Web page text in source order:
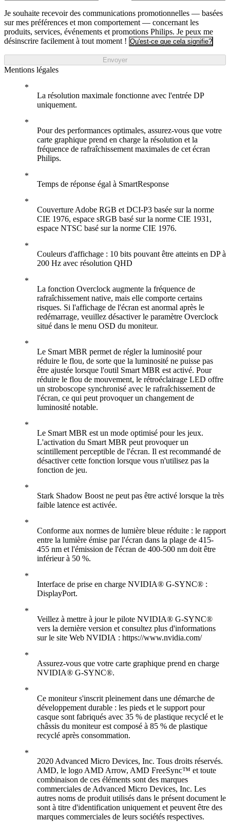
Je souhaite recevoir des communications promotionnelles — basées
sur mes préférences et mon comportement — concernant les
produits, services, événements et promotions Philips. Je peux me
désinscrire facilement à tout moment ! Qu'est-ce que cela signifie?
Envoyer
Mentions légales
La résolution maximale fonctionne avec l'entrée DP
uniquement.
Pour des performances optimales, assurez-vous que votre
carte graphique prend en charge la résolution et la
fréquence de rafraîchissement maximales de cet écran
Philips.
Temps de réponse égal à SmartResponse
Couverture Adobe RGB et DCI-P3 basée sur la norme
CIE 1976, espace sRGB basé sur la norme CIE 1931,
espace NTSC basé sur la norme CIE 1976.
Couleurs d'affichage : 10 bits pouvant être atteints en DP à
200 Hz avec résolution QHD
La fonction Overclock augmente la fréquence de
rafraîchissement native, mais elle comporte certains
risques. Si l'affichage de l'écran est anormal après le
redémarrage, veuillez désactiver le paramètre Overclock
situé dans le menu OSD du moniteur.
Le Smart MBR permet de régler la luminosité pour
réduire le flou, de sorte que la luminosité ne puisse pas
être ajustée lorsque l'outil Smart MBR est activé. Pour
réduire le flou de mouvement, le rétroéclairage LED offre
un stroboscope synchronisé avec le rafraîchissement de
l'écran, ce qui peut provoquer un changement de
luminosité notable.
Le Smart MBR est un mode optimisé pour les jeux.
L'activation du Smart MBR peut provoquer un
scintillement perceptible de l'écran. Il est recommandé de
désactiver cette fonction lorsque vous n'utilisez pas la
fonction de jeu.
Stark Shadow Boost ne peut pas être activé lorsque la très
faible latence est activée.
Conforme aux normes de lumière bleue réduite : le rapport
entre la lumière émise par l'écran dans la plage de 415-
455 nm et l'émission de l'écran de 400-500 nm doit être
inférieur à 50 %.
Interface de prise en charge NVIDIA® G-SYNC® :
DisplayPort.
Veillez à mettre à jour le pilote NVIDIA® G-SYNC®
vers la dernière version et consultez plus d'informations
sur le site Web NVIDIA : https://www.nvidia.com/
Assurez-vous que votre carte graphique prend en charge
NVIDIA® G-SYNC®.
Ce moniteur s'inscrit pleinement dans une démarche de
développement durable : les pieds et le support pour
casque sont fabriqués avec 35 % de plastique recyclé et le
châssis du moniteur est composé à 85 % de plastique
recyclé après consommation.
2020 Advanced Micro Devices, Inc. Tous droits réservés.
AMD, le logo AMD Arrow, AMD FreeSync™ et toute
combinaison de ces éléments sont des marques
commerciales de Advanced Micro Devices, Inc. Les
autres noms de produit utilisés dans le présent document le
sont à titre d'identification uniquement et peuvent être des
marques commerciales de leurs sociétés respectives.